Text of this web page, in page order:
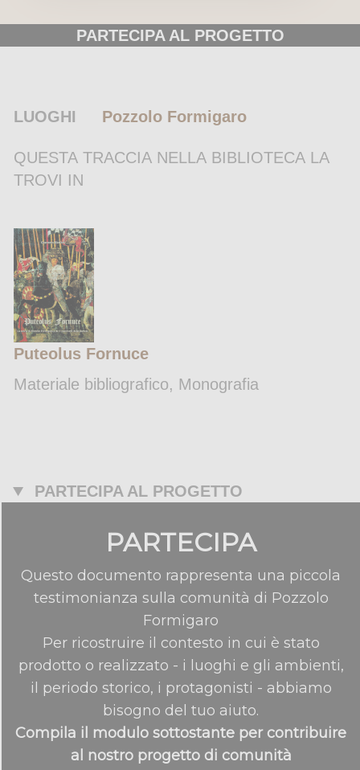
PARTECIPA AL PROGETTO
LUOGHI Pozzolo Formigaro
QUESTA TRACCIA NELLA BIBLIOTECA LA
TROVI IN
Puteolus Fornuce
Materiale bibliografico, Monografia
PARTECIPA AL PROGETTO
PARTECIPA
Questo documento rappresenta una piccola
testimonianza sulla comunità di Pozzolo
Formigaro
Per ricostruire il contesto in cui è stato
prodotto o realizzato - i luoghi e gli ambienti,
il periodo storico, i protagonisti - abbiamo
bisogno del tuo aiuto.
Compila il modulo sottostante per contribuire
al nostro progetto di comunità